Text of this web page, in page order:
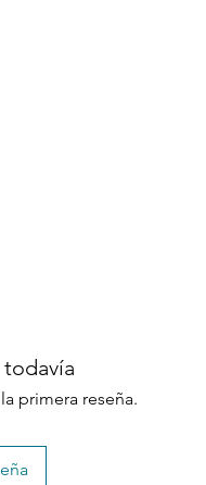
todavía
primera reseña.